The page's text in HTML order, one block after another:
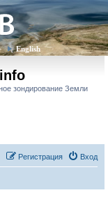
English
зондирование Земли
Вход
Регистрация